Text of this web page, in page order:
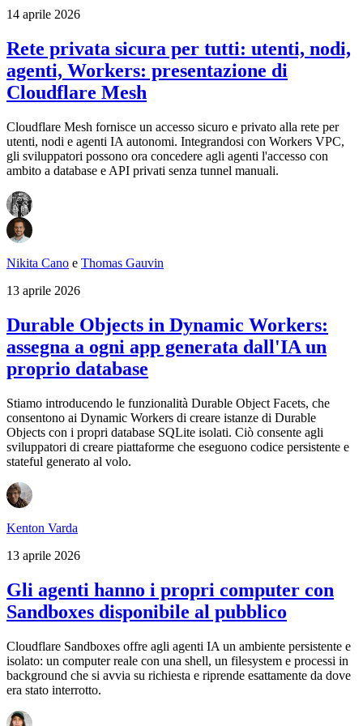
14 aprile 2026
Rete privata sicura per tutti: utenti, nodi,
agenti, Workers: presentazione di
Cloudflare Mesh
Cloudflare Mesh fornisce un accesso sicuro e privato alla rete per
utenti, nodi e agenti IA autonomi. Integrandosi con Workers VPC,
gli sviluppatori possono ora concedere agli agenti l'accesso con
ambito a database e API privati senza tunnel manuali.
Nikita Cano e Thomas Gauvin
13 aprile 2026
Durable Objects in Dynamic Workers:
assegna a ogni app generata dall'IA un
proprio database
Stiamo introducendo le funzionalità Durable Object Facets, che
consentono ai Dynamic Workers di creare istanze di Durable
Objects con i propri database SQLite isolati. Ciò consente agli
sviluppatori di creare piattaforme che eseguono codice persistente e
stateful generato al volo.
Kenton Varda
13 aprile 2026
Gli agenti hanno i propri computer con
Sandboxes disponibile al pubblico
Cloudflare Sandboxes offre agli agenti IA un ambiente persistente e
isolato: un computer reale con una shell, un filesystem e processi in
background che si avvia su richiesta e riprende esattamente da dove
era stato interrotto.